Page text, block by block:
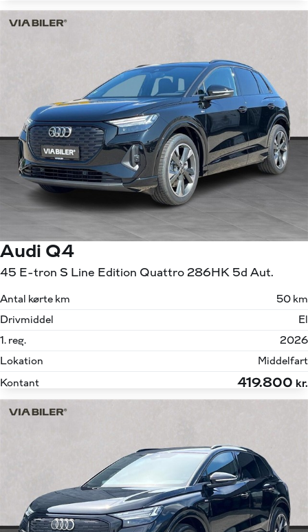
Audi Q4
45 E-tron S Line Edition Quattro 286HK 5d Aut.
Antal kørte km
50 km
Drivmiddel
El
1. reg.
2026
Lokation
Middelfart
Kontant
419.800 kr.